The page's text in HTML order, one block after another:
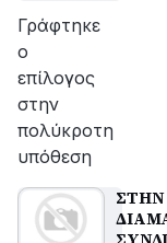
Γράφτηκε
ο
επίλογος
στην
πολύκροτη
υπόθεση